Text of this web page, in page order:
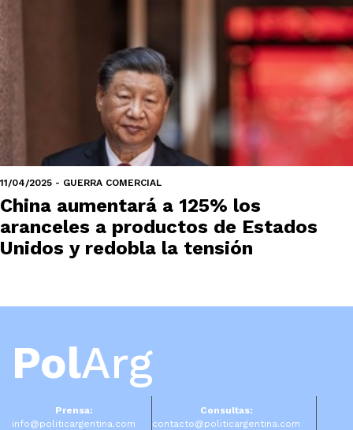
11/04/2025 - GUERRA COMERCIAL
China aumentará a 125% los
aranceles a productos de Estados
Unidos y redobla la tensión
PolArg
Prensa:
info@politicargentina.com
Consultas:
contacto@politicargentina.com